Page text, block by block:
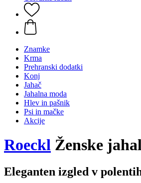
Znamke
Krma
Prehranski dodatki
Konj
Jahač
Jahalna moda
Hlev in pašnik
Psi in mačke
Akcije
Roeckl Ženske
Eleganten izgled v